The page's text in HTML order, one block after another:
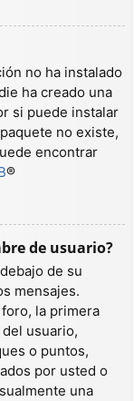
no ha instalado
ha creado una
si puede instalar
no existe,
encontrar
®
de usuario?
de su
mensajes.
la primera
usuario,
o puntos,
por usted o
una